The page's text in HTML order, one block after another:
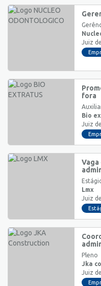
Juiz
fora
Bio
Juiz
Vaga
Lmx
Juiz
Pleno
Jka
Juiz